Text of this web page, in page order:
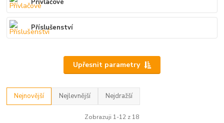
Přívlačové
Příslušenství
Upřesnit parametry
Nejnovější Nejlevnější Nejdražší
Zobrazuji 1-12 z 18